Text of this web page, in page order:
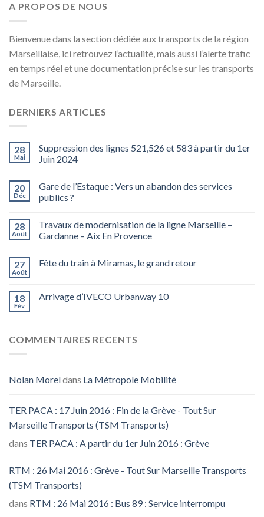
A PROPOS DE NOUS
Bienvenue dans la section dédiée aux transports de la région
Marseillaise, ici retrouvez l’actualité, mais aussi l’alerte trafic
en temps réel et une documentation précise sur les transports
de Marseille.
DERNIERS ARTICLES
28
Mai
Suppression des lignes 521,526 et 583 à partir du 1er
Juin 2024
20
Déc
Gare de l’Estaque : Vers un abandon des services
publics ?
28
Août
Travaux de modernisation de la ligne Marseille –
Gardanne – Aix En Provence
27
Août
Fête du train à Miramas, le grand retour
18
Fév
Arrivage d’IVECO Urbanway 10
COMMENTAIRES RECENTS
Nolan Moreldans La Métropole Mobilité
TER PACA : 17 Juin 2016 : Fin de la Grève - Tout Sur
Marseille Transports (TSM Transports)
dans TER PACA : A partir du 1er Juin 2016 : Grève
RTM : 26 Mai 2016 : Grève - Tout Sur Marseille Transports
(TSM Transports)
dans RTM : 26 Mai 2016 : Bus 89 : Service interrompu